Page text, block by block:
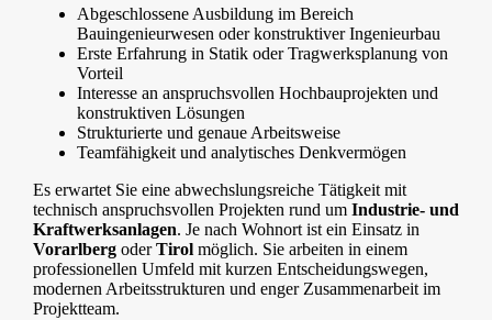
Abgeschlossene Ausbildung im Bereich
Bauingenieurwesen oder konstruktiver Ingenieurbau
Erste Erfahrung in Statik oder Tragwerksplanung von
Vorteil
Interesse an anspruchsvollen Hochbauprojekten und
konstruktiven Lösungen
Strukturierte und genaue Arbeitsweise
Teamfähigkeit und analytisches Denkvermögen
Es erwartet Sie eine abwechslungsreiche Tätigkeit mit
technisch anspruchsvollen Projekten rund um Industrie- und
Kraftwerksanlagen. Je nach Wohnort ist ein Einsatz in
Vorarlberg oderTirol möglich. Sie arbeiten in einem
professionellen Umfeld mit kurzen Entscheidungswegen,
modernen Arbeitsstrukturen und enger Zusammenarbeit im
Projektteam.